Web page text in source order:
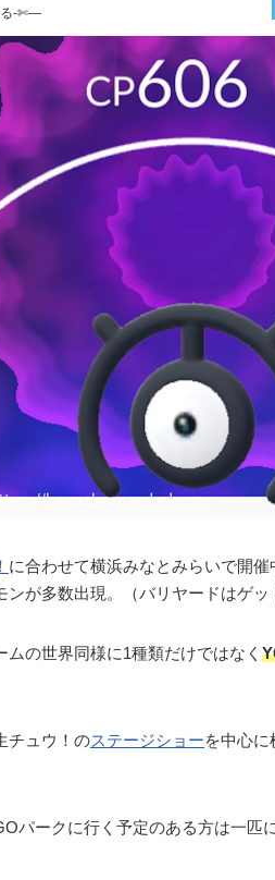
る-✄—
に合わせて横浜みなとみらいで開
が多数出現。（バリヤードはゲッ
ムの世界同様に1種類だけではなく
チュウ！のステージショーを中心
パークに行く予定のある方は一匹